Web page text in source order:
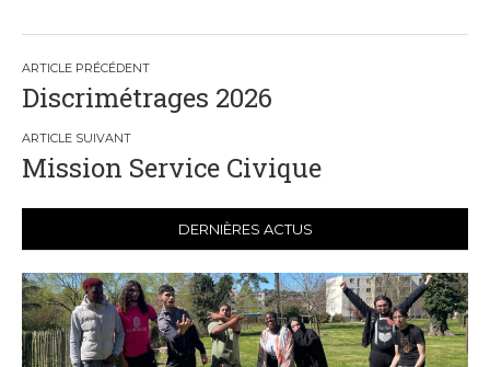
Navigation
de
l’article
Discrimétrages 2026
Mission Service Civique
DERNIÈRES ACTUS